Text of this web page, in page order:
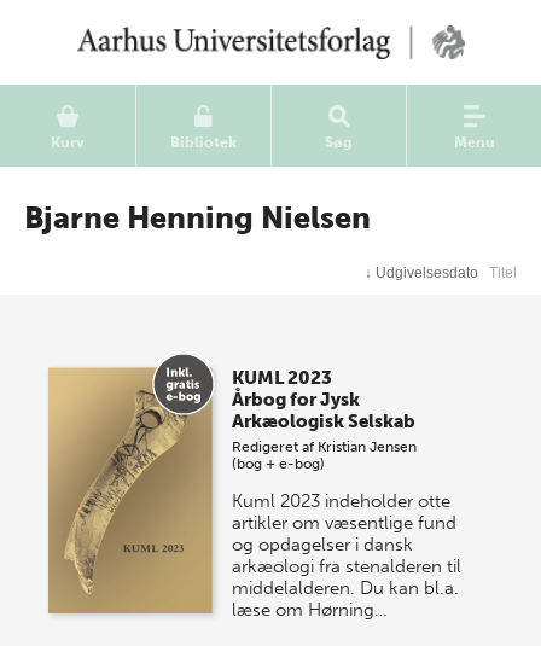
Kurv Bibliotek Søg Menu
Bjarne Henning Nielsen
↓ Udgivelsesdato Titel
KUML 2023
Årbog for Jysk
Arkæologisk Selskab
Redigeret af Kristian Jensen
(bog + e-bog)
Kuml 2023 indeholder otte
artikler om væsentlige fund
og opdagelser i dansk
arkæologi fra stenalderen til
middelalderen. Du kan bl.a.
læse om Hørning…